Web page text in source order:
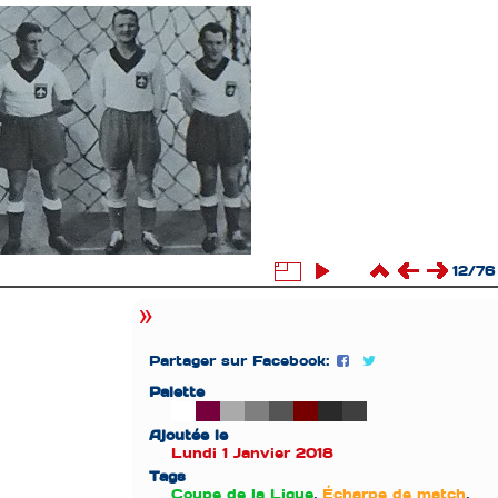
12/76
Partager sur Facebook:
Palette
Ajoutée le
Lundi 1 Janvier 2018
Tags
Coupe de la Ligue, Écharpe de match,